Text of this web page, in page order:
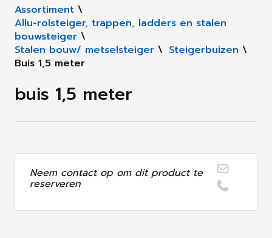
Assortiment \
Allu-rolsteiger, trappen, ladders en stalen
bouwsteiger \
Stalen bouw/ metselsteiger \ Steigerbuizen \
Buis 1,5 meter
buis 1,5 meter
Neem contact op om dit product te
reserveren